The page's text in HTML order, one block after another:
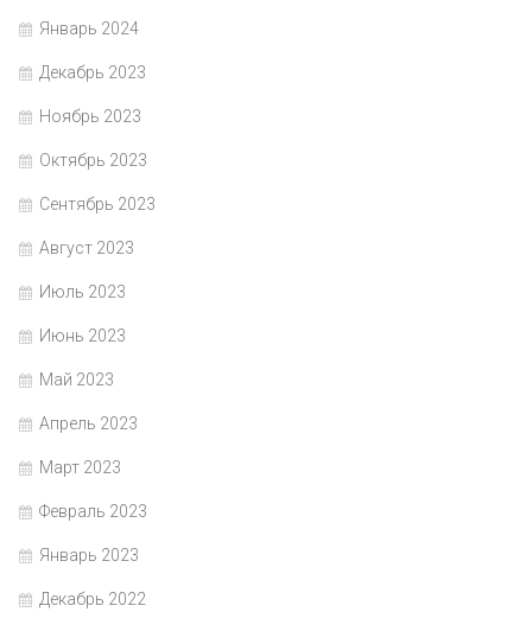
Январь 2024
Декабрь 2023
Ноябрь 2023
Октябрь 2023
Сентябрь 2023
Август 2023
Июль 2023
Июнь 2023
Май 2023
Апрель 2023
Март 2023
Февраль 2023
Январь 2023
Декабрь 2022